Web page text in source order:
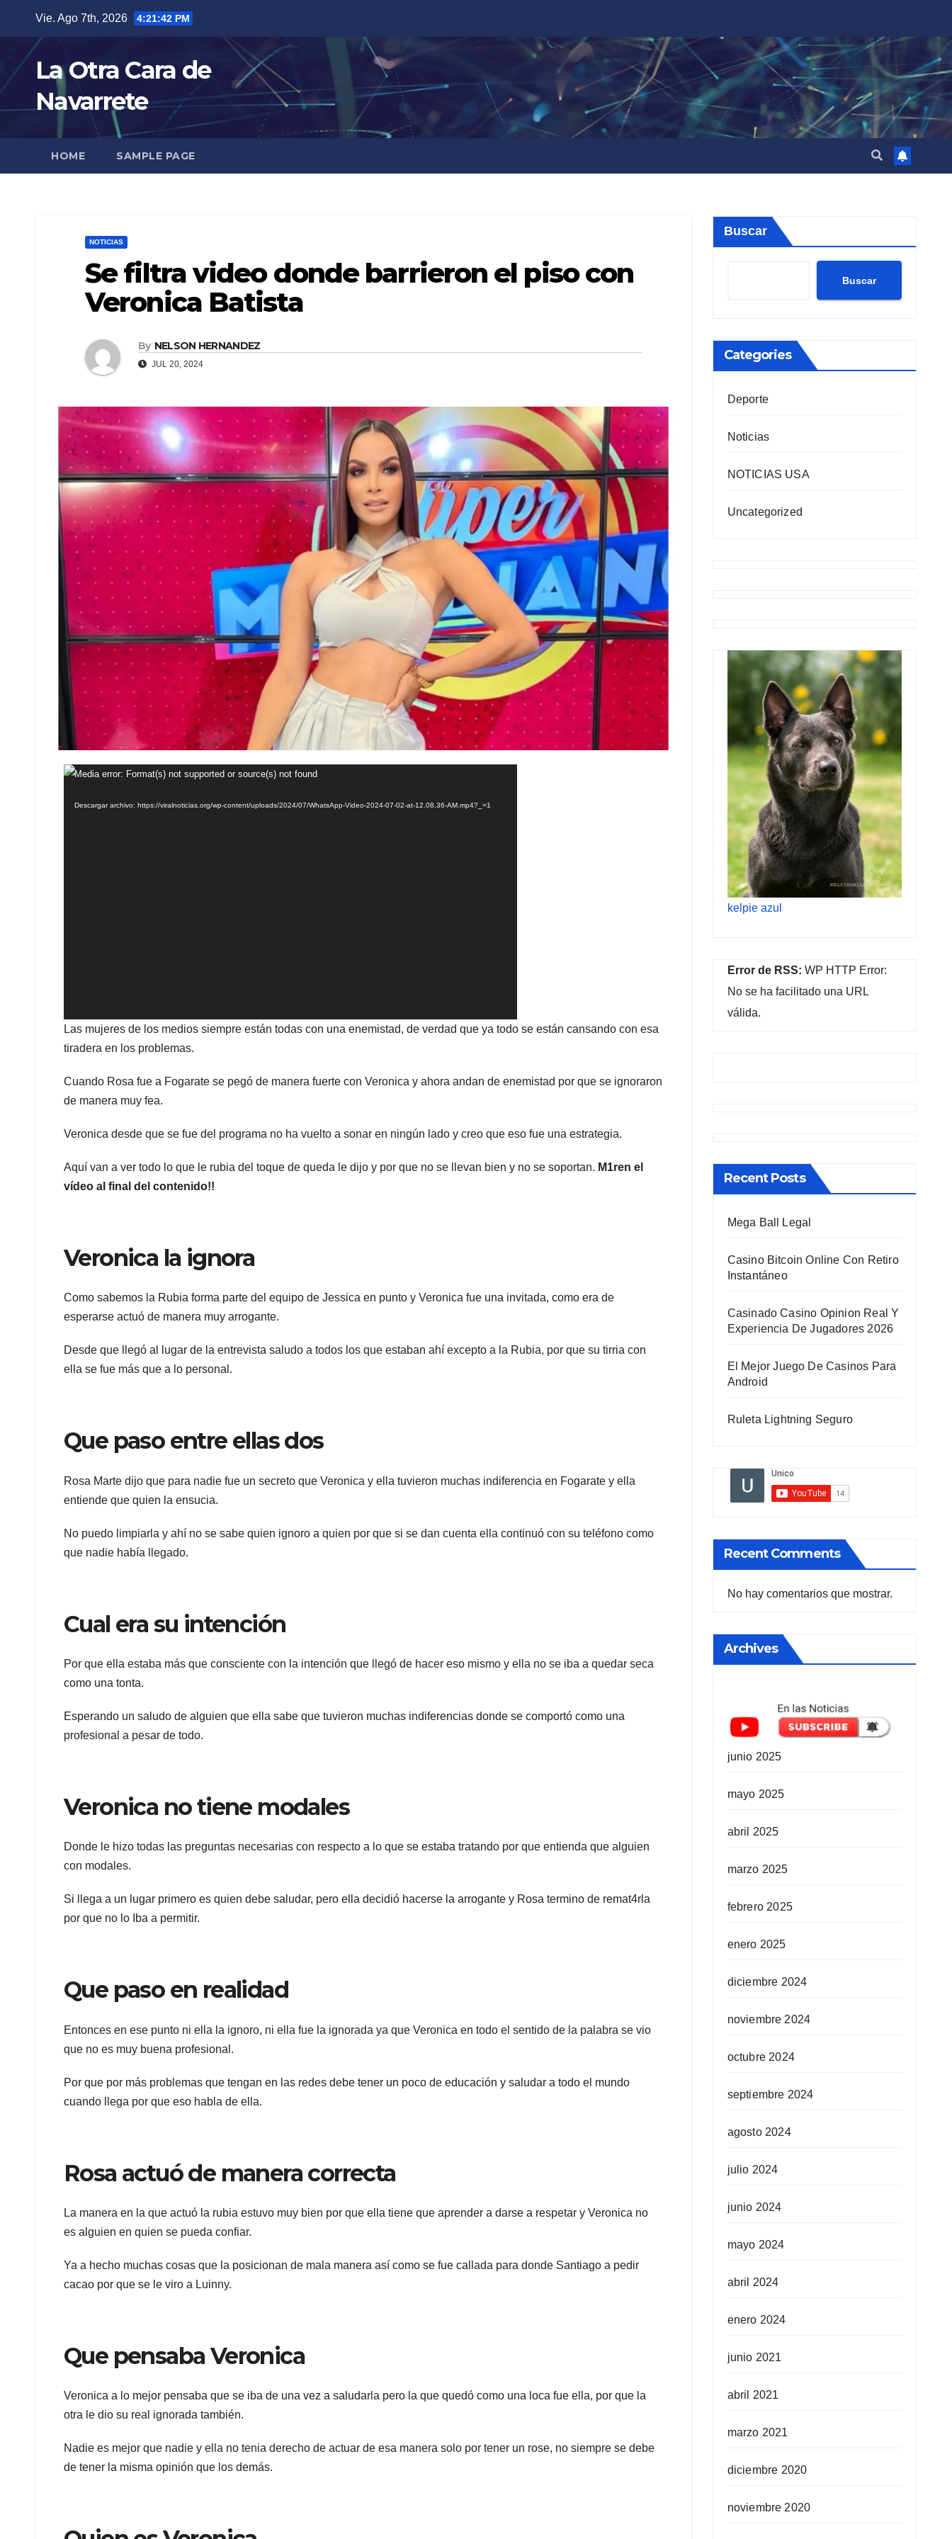
content
Vie. Ago 7th, 2026 4:21:43 PM
La Otra Cara de
Navarrete
HOME SAMPLE PAGE
NOTICIAS
Se filtra video donde barrieron el piso con
Veronica Batista
By NELSON HERNANDEZ
JUL 20, 2024
Reproductor
vídeo
Media error: Format(s) not supported or source(s) not found
Descargar archivo: https://viralnoticias.org/wp-content/uploads/2024/07/WhatsApp-Video-2024-07-02-at-12.08.36-AM.mp4?_=1
Las mujeres de los medios siempre están todas con una enemistad, de verdad que ya todo se están cansando con esa
tiradera en los problemas.
Cuando Rosa fue a Fogarate se pegó de manera fuerte con Veronica y ahora andan de enemistad por que se ignoraron
de manera muy fea.
Veronica desde que se fue del programa no ha vuelto a sonar en ningún lado y creo que eso fue una estrategia.
Aquí van a ver todo lo que le rubia del toque de queda le dijo y por que no se llevan bien y no se soportan. M1ren el
vídeo al final del contenido!!
Veronica la ignora
Como sabemos la Rubia forma parte del equipo de Jessica en punto y Veronica fue una invitada, como era de
esperarse actuó de manera muy arrogante.
Desde que llegó al lugar de la entrevista saludo a todos los que estaban ahí excepto a la Rubia, por que su tirria con
ella se fue más que a lo personal.
Que paso entre ellas dos
Rosa Marte dijo que para nadie fue un secreto que Veronica y ella tuvieron muchas indiferencia en Fogarate y ella
entiende que quien la ensucia.
No puedo limpiarla y ahí no se sabe quien ignoro a quien por que si se dan cuenta ella continuó con su teléfono como
que nadie había llegado.
Cual era su intención
Por que ella estaba más que consciente con la intención que llegó de hacer eso mismo y ella no se iba a quedar seca
como una tonta.
Esperando un saludo de alguien que ella sabe que tuvieron muchas indiferencias donde se comportó como una
profesional a pesar de todo.
Veronica no tiene modales
Donde le hizo todas las preguntas necesarias con respecto a lo que se estaba tratando por que entienda que alguien
con modales.
Si llega a un lugar primero es quien debe saludar, pero ella decidió hacerse la arrogante y Rosa termino de remat4rla
por que no lo Iba a permitir.
Que paso en realidad
Entonces en ese punto ni ella la ignoro, ni ella fue la ignorada ya que Veronica en todo el sentido de la palabra se vio
que no es muy buena profesional.
Por que por más problemas que tengan en las redes debe tener un poco de educación y saludar a todo el mundo
cuando llega por que eso habla de ella.
Rosa actuó de manera correcta
La manera en la que actuó la rubia estuvo muy bien por que ella tiene que aprender a darse a respetar y Veronica no
es alguien en quien se pueda confiar.
Ya a hecho muchas cosas que la posicionan de mala manera así como se fue callada para donde Santiago a pedir
cacao por que se le viro a Luinny.
Que pensaba Veronica
Veronica a lo mejor pensaba que se iba de una vez a saludarla pero la que quedó como una loca fue ella, por que la
otra le dio su real ignorada también.
Nadie es mejor que nadie y ella no tenia derecho de actuar de esa manera solo por tener un rose, no siempre se debe
de tener la misma opinión que los demás.
Buscar
Buscar
Categories
Deporte
Noticias
NOTICIAS USA
Uncategorized
kelpie azul
Error de RSS: WP HTTP Error:
No se ha facilitado una URL
válida.
Recent Posts
Mega Ball Legal
Casino Bitcoin Online Con Retiro
Instantáneo
Casinado Casino Opinion Real Y
Experiencia De Jugadores 2026
El Mejor Juego De Casinos Para
Android
Ruleta Lightning Seguro
Recent Comments
No hay comentarios que mostrar.
Archives
junio 2025
mayo 2025
abril 2025
marzo 2025
febrero 2025
enero 2025
diciembre 2024
noviembre 2024
octubre 2024
septiembre 2024
agosto 2024
julio 2024
junio 2024
mayo 2024
abril 2024
enero 2024
junio 2021
abril 2021
marzo 2021
diciembre 2020
noviembre 2020